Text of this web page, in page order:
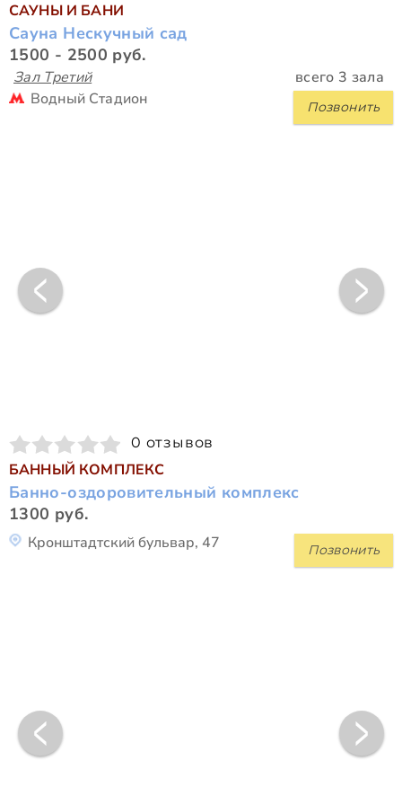
САУНЫ И БАНИ
Сауна Нескучный сад
1500 - 2500 руб.
Зал Третий всего 3 зала
Позвонить
Водный Стадион
0 отзывов
БАННЫЙ КОМПЛЕКС
Банно-оздоровительный комплекс
1300 руб.
Позвонить
Кронштадтский бульвар, 47